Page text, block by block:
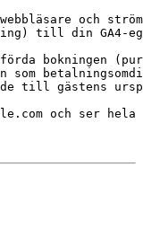
och
till din GA4-
bokningen
som
till gästens
och ser